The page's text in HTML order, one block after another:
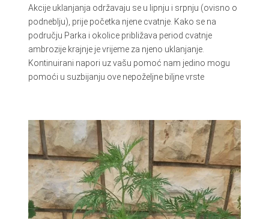
Akcije uklanjanja održavaju se u lipnju i srpnju (ovisno o
podneblju), prije početka njene cvatnje. Kako se na
području Parka i okolice približava period cvatnje
ambrozije krajnje je vrijeme za njeno uklanjanje.
Kontinuirani napori uz vašu pomoć nam jedino mogu
pomoći u suzbijanju ove nepoželjne biljne vrste